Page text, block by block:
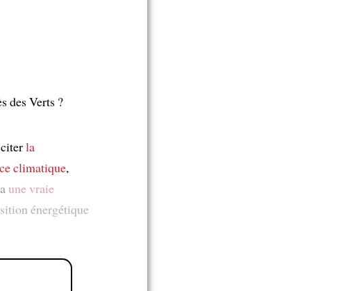
des Verts ?
la
climatique,
une vraie
énergétique